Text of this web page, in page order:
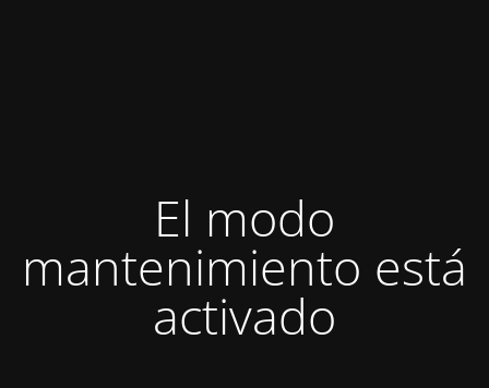
El modo
mantenimiento está
activado